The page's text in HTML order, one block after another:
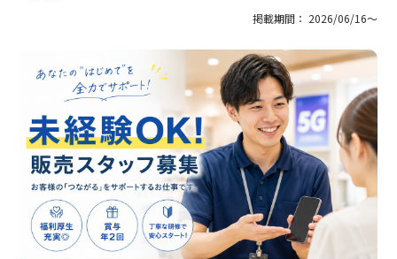
掲載期間： 2026/06/16〜